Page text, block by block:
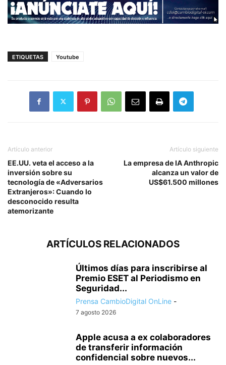
ETIQUETAS Youtube
Artículo anterior
EE.UU. veta el acceso a la
inversión sobre su
tecnología de «Adversarios
Extranjeros»: Cuando lo
desconocido resulta
atemorizante
Artículo siguiente
La empresa de IA Anthropic
alcanza un valor de
US$61.500 millones
ARTÍCULOS RELACIONADOS
Últimos días para inscribirse al
Premio ESET al Periodismo en
Seguridad...
Prensa CambioDigital OnLine -
7 agosto 2026
Apple acusa a ex colaboradores
de transferir información
confidencial sobre nuevos...